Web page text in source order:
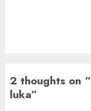
2 thoughts on “
luka”